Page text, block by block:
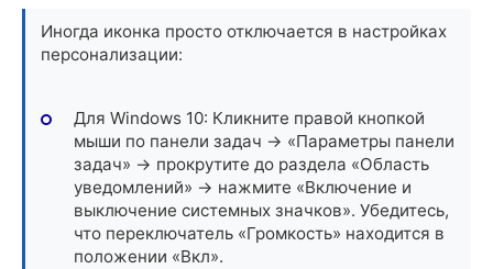
Иногда иконка просто отключается в настройках
персонализации:
Для Windows 10: Кликните правой кнопкой
мыши по панели задач -> «Параметры панели
задач» -> прокрутите до раздела «Область
уведомлений» -> нажмите «Включение и
выключение системных значков». Убедитесь,
что переключатель «Громкость» находится в
положении «Вкл».